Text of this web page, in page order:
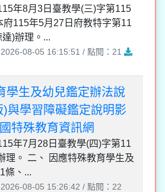
年8月3日臺教學(三)字第115
府115年5月27日府教特字第11
)辦理。...
08-05 16:15:51 / 點閱：21
學生及幼兒鑑定辦法說
與學習障礙鑑定說明影
特殊教育資訊網
年7月28日臺教學(四)字第11
理。 二、 因應特殊教育學生及
條、...
08-05 15:26:42 / 點閱：22